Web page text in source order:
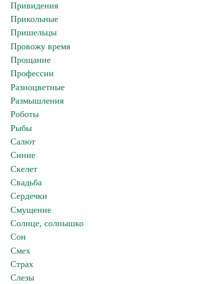
Привидения
Прикольные
Пришельцы
Провожу время
Прощание
Профессии
Разноцветные
Размышления
Роботы
Рыбы
Салют
Синие
Скелет
Свадьба
Сердечки
Смущение
Солнце, солнышко
Сон
Смех
Страх
Слезы